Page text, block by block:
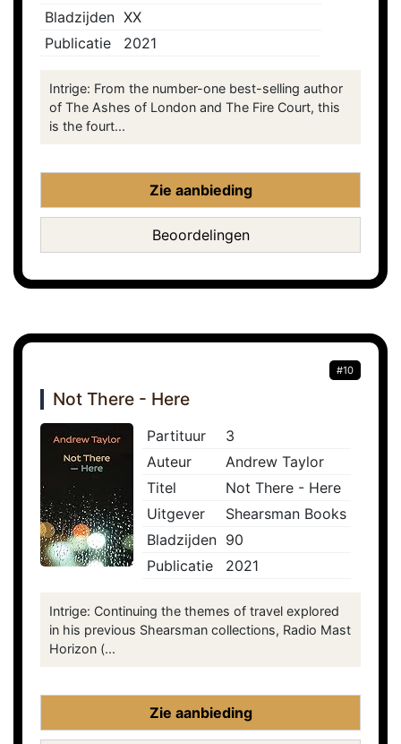
Bladzijden XX
Publicatie
2021
Intrige: From the number-one best-selling author
of The Ashes of London and The Fire Court, this
is the fourt...
Zie aanbieding
Beoordelingen
#10
Not There - Here
Partituur
3
Auteur
Andrew Taylor
Titel
Not There - Here
Uitgever
Shearsman Books
Bladzijden 90
Publicatie
2021
Intrige: Continuing the themes of travel explored
in his previous Shearsman collections, Radio Mast
Horizon (...
Zie aanbieding